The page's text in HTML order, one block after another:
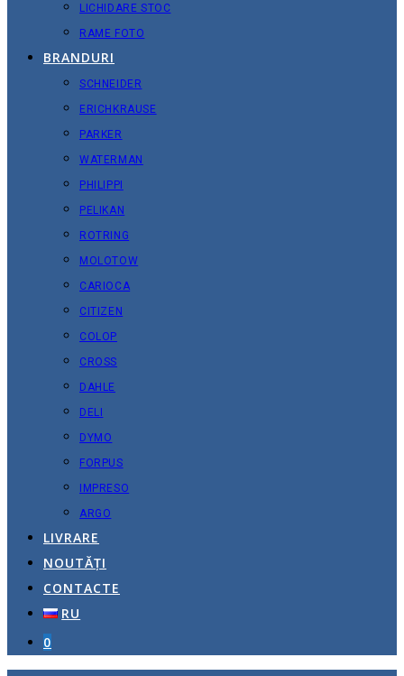
LICHIDARE STOC
RAME FOTO
BRANDURI
SCHNEIDER
ERICHKRAUSE
PARKER
WATERMAN
PHILIPPI
PELIKAN
ROTRING
MOLOTOW
CARIOCA
CITIZEN
COLOP
CROSS
DAHLE
DELI
DYMO
FORPUS
IMPRESO
ARGO
LIVRARE
NOUTĂȚI
CONTACTE
RU
0